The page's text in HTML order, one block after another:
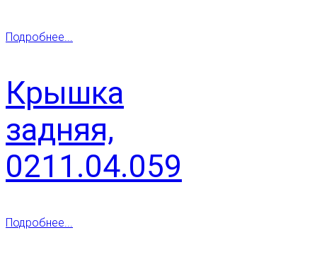
Подробнее...
Крышка
задняя,
0211.04.059
Подробнее...